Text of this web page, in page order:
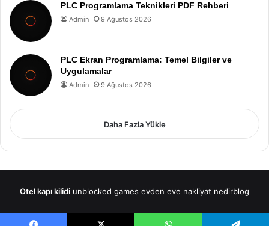
PLC Programlama Teknikleri PDF Rehberi
Admin 9 Ağustos 2026
PLC Ekran Programlama: Temel Bilgiler ve
Uygulamalar
Admin 9 Ağustos 2026
Daha Fazla Yükle
Otel kapı kilidi unblocked games evden eve nakliyat nedirblog